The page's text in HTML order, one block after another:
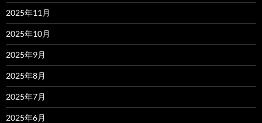
2025年11月
2025年10月
2025年9月
2025年8月
2025年7月
2025年6月